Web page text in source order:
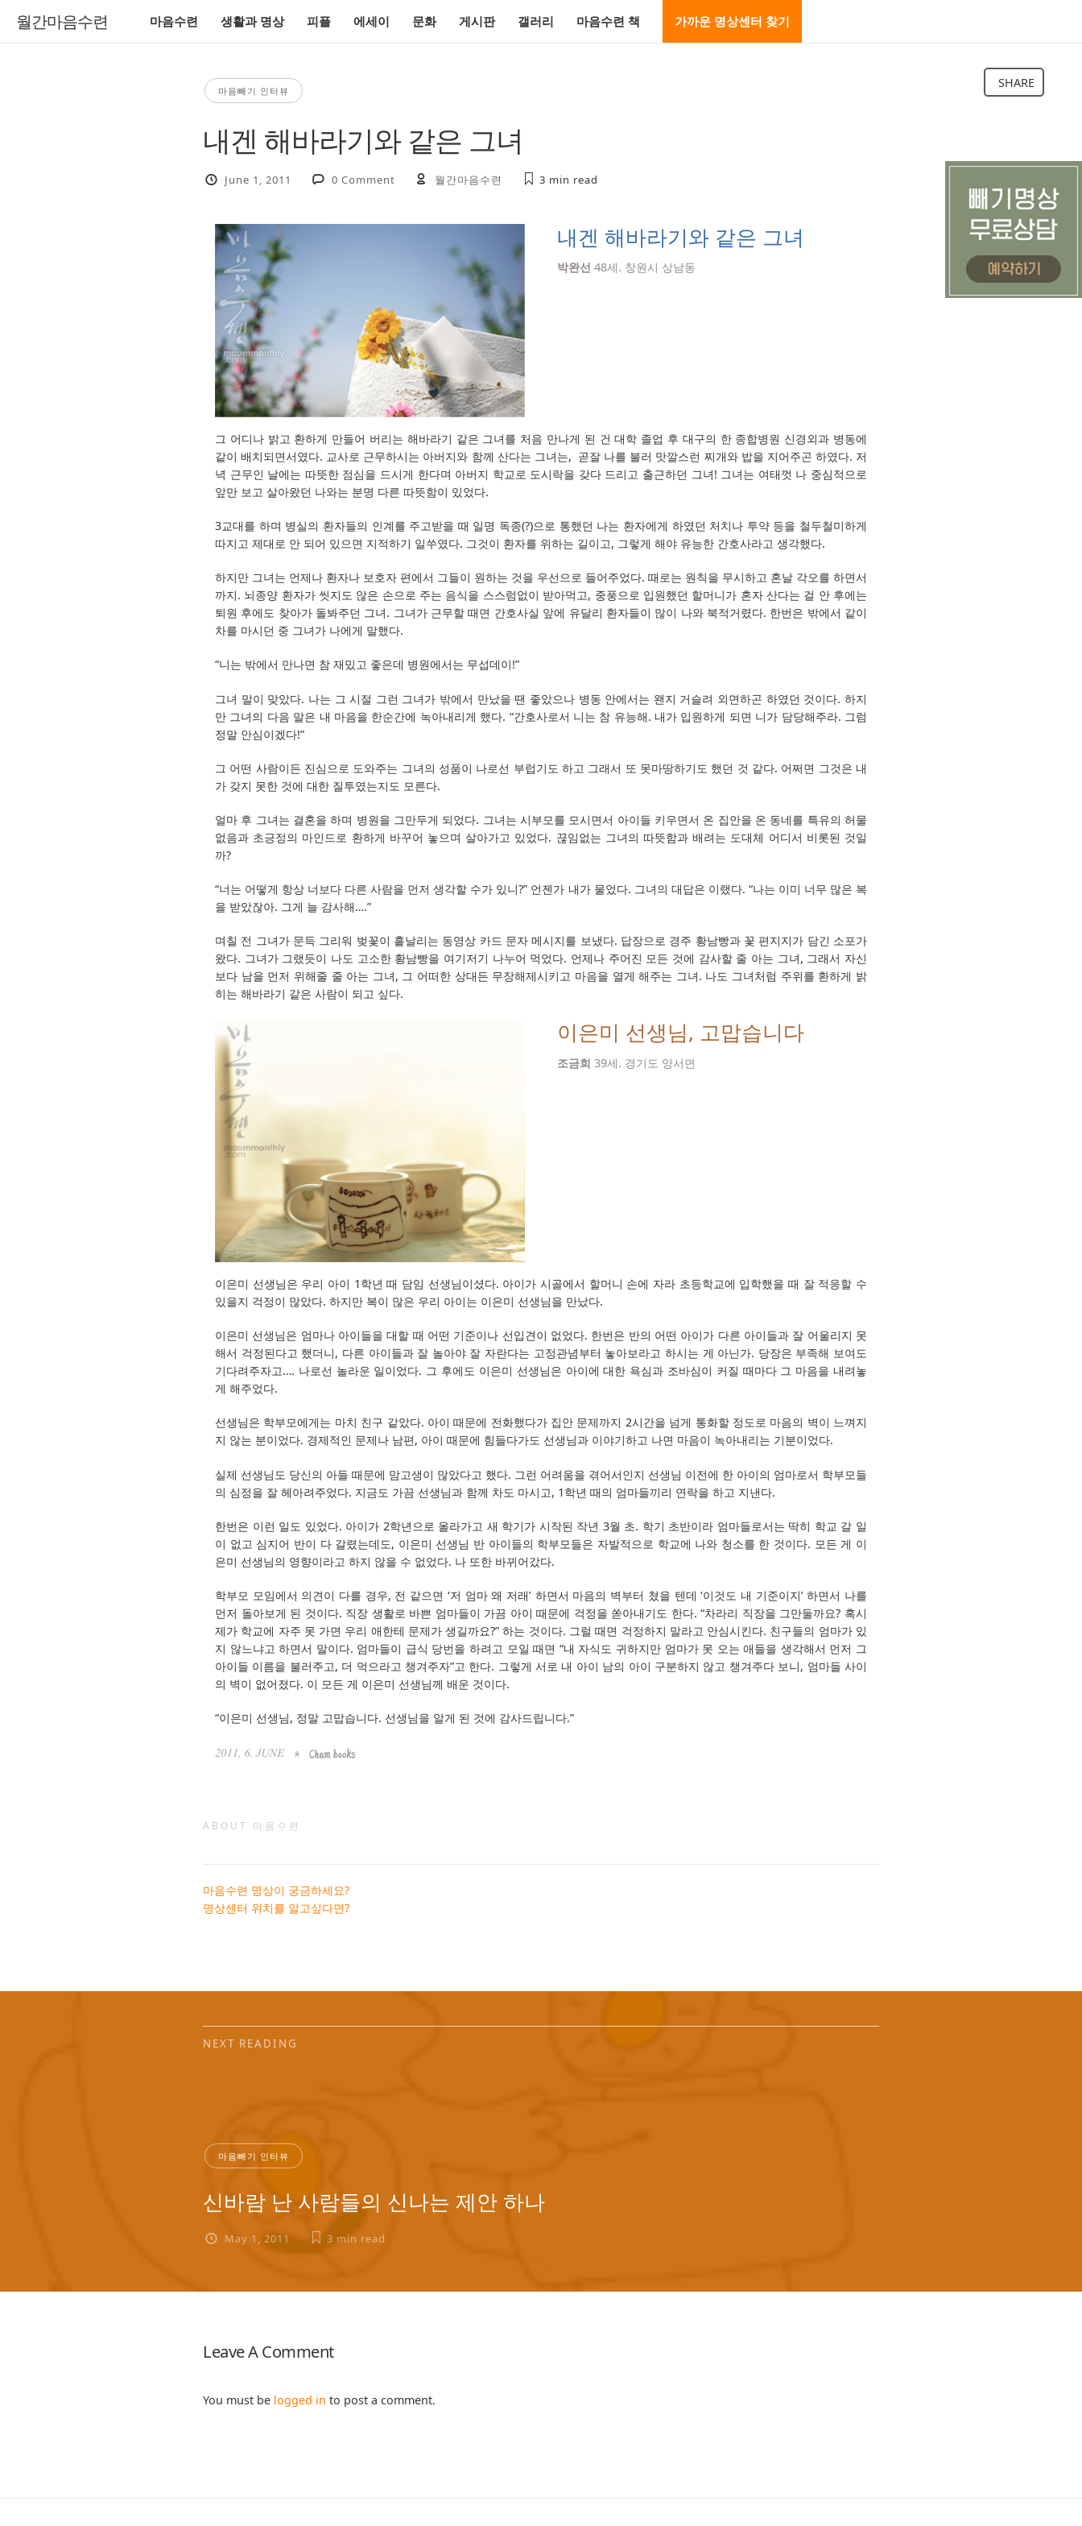
월간마음수련 마음수련 생활과 명상 피플 에세이 문화 게시판 갤러리 마음수련 책 가까운 명상센터 찾기
마음빼기 인터뷰
내겐 해바라기와 같은 그녀
June 1, 2011 0 Comment 월간마음수련 3 min read
SHARE
내겐 해바라기와 같은 그녀
박완선 48세. 창원시 상남동
그 어디나 밝고 환하게 만들어 버리는 해바라기 같은 그녀를 처음 만나게 된 건 대학 졸업 후 대구의 한 종합병원 신경외과 병동에
같이 배치되면서였다. 교사로 근무하시는 아버지와 함께 산다는 그녀는, 곧잘 나를 불러 맛깔스런 찌개와 밥을 지어주곤 하였다. 저
녁 근무인 날에는 따뜻한 점심을 드시게 한다며 아버지 학교로 도시락을 갖다 드리고 출근하던 그녀! 그녀는 여태껏 나 중심적으로
앞만 보고 살아왔던 나와는 분명 다른 따뜻함이 있었다.
3교대를 하며 병실의 환자들의 인계를 주고받을 때 일명 독종(?)으로 통했던 나는 환자에게 하였던 처치나 투약 등을 철두철미하게
따지고 제대로 안 되어 있으면 지적하기 일쑤였다. 그것이 환자를 위하는 길이고, 그렇게 해야 유능한 간호사라고 생각했다.
하지만 그녀는 언제나 환자나 보호자 편에서 그들이 원하는 것을 우선으로 들어주었다. 때로는 원칙을 무시하고 혼날 각오를 하면서
까지. 뇌종양 환자가 씻지도 않은 손으로 주는 음식을 스스럼없이 받아먹고, 중풍으로 입원했던 할머니가 혼자 산다는 걸 안 후에는
퇴원 후에도 찾아가 돌봐주던 그녀. 그녀가 근무할 때면 간호사실 앞에 유달리 환자들이 많이 나와 북적거렸다. 한번은 밖에서 같이
차를 마시던 중 그녀가 나에게 말했다.
“니는 밖에서 만나면 참 재밌고 좋은데 병원에서는 무섭데이!”
그녀 말이 맞았다. 나는 그 시절 그런 그녀가 밖에서 만났을 땐 좋았으나 병동 안에서는 왠지 거슬려 외면하곤 하였던 것이다. 하지
만 그녀의 다음 말은 내 마음을 한순간에 녹아내리게 했다. “간호사로서 니는 참 유능해. 내가 입원하게 되면 니가 담당해주라. 그럼
정말 안심이겠다!”
그 어떤 사람이든 진심으로 도와주는 그녀의 성품이 나로선 부럽기도 하고 그래서 또 못마땅하기도 했던 것 같다. 어쩌면 그것은 내
가 갖지 못한 것에 대한 질투였는지도 모른다.
얼마 후 그녀는 결혼을 하며 병원을 그만두게 되었다. 그녀는 시부모를 모시면서 아이들 키우면서 온 집안을 온 동네를 특유의 허물
없음과 초긍정의 마인드로 환하게 바꾸어 놓으며 살아가고 있었다. 끊임없는 그녀의 따뜻함과 배려는 도대체 어디서 비롯된 것일
까?
“너는 어떻게 항상 너보다 다른 사람을 먼저 생각할 수가 있니?” 언젠가 내가 물었다. 그녀의 대답은 이랬다. “나는 이미 너무 많은 복
을 받았잖아. 그게 늘 감사해….”
며칠 전 그녀가 문득 그리워 벚꽃이 흩날리는 동영상 카드 문자 메시지를 보냈다. 답장으로 경주 황남빵과 꽃 편지지가 담긴 소포가
왔다. 그녀가 그랬듯이 나도 고소한 황남빵을 여기저기 나누어 먹었다. 언제나 주어진 모든 것에 감사할 줄 아는 그녀, 그래서 자신
보다 남을 먼저 위해줄 줄 아는 그녀, 그 어떠한 상대든 무장해제시키고 마음을 열게 해주는 그녀. 나도 그녀처럼 주위를 환하게 밝
히는 해바라기 같은 사람이 되고 싶다.
이은미 선생님, 고맙습니다
조금희 39세. 경기도 양서면
이은미 선생님은 우리 아이 1학년 때 담임 선생님이셨다. 아이가 시골에서 할머니 손에 자라 초등학교에 입학했을 때 잘 적응할 수
있을지 걱정이 많았다. 하지만 복이 많은 우리 아이는 이은미 선생님을 만났다.
이은미 선생님은 엄마나 아이들을 대할 때 어떤 기준이나 선입견이 없었다. 한번은 반의 어떤 아이가 다른 아이들과 잘 어울리지 못
해서 걱정된다고 했더니, 다른 아이들과 잘 놀아야 잘 자란다는 고정관념부터 놓아보라고 하시는 게 아닌가. 당장은 부족해 보여도
기다려주자고…. 나로선 놀라운 일이었다. 그 후에도 이은미 선생님은 아이에 대한 욕심과 조바심이 커질 때마다 그 마음을 내려놓
게 해주었다.
선생님은 학부모에게는 마치 친구 같았다. 아이 때문에 전화했다가 집안 문제까지 2시간을 넘게 통화할 정도로 마음의 벽이 느껴지
지 않는 분이었다. 경제적인 문제나 남편, 아이 때문에 힘들다가도 선생님과 이야기하고 나면 마음이 녹아내리는 기분이었다.
실제 선생님도 당신의 아들 때문에 맘고생이 많았다고 했다. 그런 어려움을 겪어서인지 선생님 이전에 한 아이의 엄마로서 학부모들
의 심정을 잘 헤아려주었다. 지금도 가끔 선생님과 함께 차도 마시고, 1학년 때의 엄마들끼리 연락을 하고 지낸다.
한번은 이런 일도 있었다. 아이가 2학년으로 올라가고 새 학기가 시작된 작년 3월 초. 학기 초반이라 엄마들로서는 딱히 학교 갈 일
이 없고 심지어 반이 다 갈렸는데도, 이은미 선생님 반 아이들의 학부모들은 자발적으로 학교에 나와 청소를 한 것이다. 모든 게 이
은미 선생님의 영향이라고 하지 않을 수 없었다. 나 또한 바뀌어갔다.
학부모 모임에서 의견이 다를 경우, 전 같으면 ‘저 엄마 왜 저래’ 하면서 마음의 벽부터 쳤을 텐데 ‘이것도 내 기준이지’ 하면서 나를
먼저 돌아보게 된 것이다. 직장 생활로 바쁜 엄마들이 가끔 아이 때문에 걱정을 쏟아내기도 한다. “차라리 직장을 그만둘까요? 혹시
제가 학교에 자주 못 가면 우리 애한테 문제가 생길까요?” 하는 것이다. 그럴 때면 걱정하지 말라고 안심시킨다. 친구들의 엄마가 있
지 않느냐고 하면서 말이다. 엄마들이 급식 당번을 하려고 모일 때면 “내 자식도 귀하지만 엄마가 못 오는 애들을 생각해서 먼저 그
아이들 이름을 불러주고, 더 먹으라고 챙겨주자”고 한다. 그렇게 서로 내 아이 남의 아이 구분하지 않고 챙겨주다 보니, 엄마들 사이
의 벽이 없어졌다. 이 모든 게 이은미 선생님께 배운 것이다.
“이은미 선생님, 정말 고맙습니다. 선생님을 알게 된 것에 감사드립니다.”
ABOUT 마음수련
마음수련 명상이 궁금하세요?
명상센터 위치를 알고싶다면?
NEXT READING
마음빼기 인터뷰
신바람 난 사람들의 신나는 제안 하나
May 1, 2011 3 min read
Leave A Comment
You must be logged in to post a comment.